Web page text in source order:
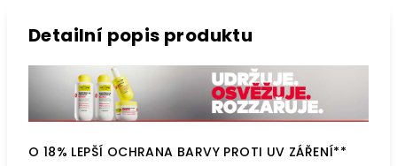
Detailní popis produktu
O 18% LEPŠÍ OCHRANA BARVY PROTI UV ZÁŘENÍ**